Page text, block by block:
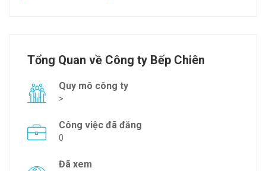
Tổng Quan về Công ty Bếp Chiên
Quy mô công ty
>
Công việc đã đăng
0
Đã xem